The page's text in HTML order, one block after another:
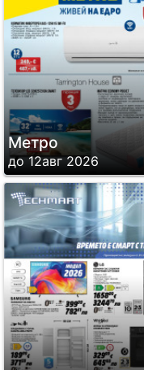
Метро
до 12авг 2026